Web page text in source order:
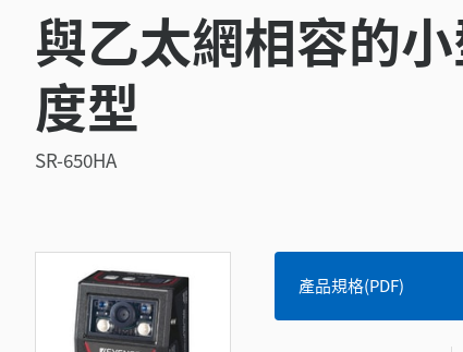
與乙太網相容的
度型
SR-650HA
產品規格(PDF)